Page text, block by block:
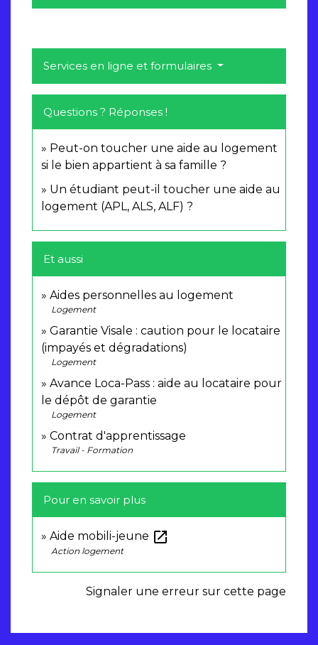
Services en ligne et formulaires
Questions ? Réponses !
Peut-on toucher une aide au logement
si le bien appartient à sa famille ?
Un étudiant peut-il toucher une aide au
logement (APL, ALS, ALF) ?
Et aussi
Aides personnelles au logement
Logement
Garantie Visale : caution pour le locataire
(impayés et dégradations)
Logement
Avance Loca-Pass : aide au locataire pour
le dépôt de garantie
Logement
Contrat d'apprentissage
Travail - Formation
Pour en savoir plus
Aide mobili-jeune open_in_new
Action logement
Signaler une erreur sur cette page